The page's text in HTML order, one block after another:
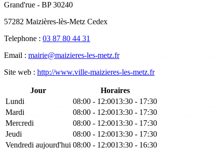
Grand'rue - BP 30240
57282 Maizières-lès-Metz Cedex
Telephone : 03 87 80 44 31
Email : mairie@maizieres-les-metz.fr
Site web : http://www.ville-maizieres-les-metz.fr
Jour
Horaires
Lundi
08:00 - 12:0013:30 - 17:30
Mardi
08:00 - 12:0013:30 - 17:30
Mercredi
08:00 - 12:0013:30 - 17:30
Jeudi
08:00 - 12:0013:30 - 17:30
Vendredi aujourd'hui 08:00 - 12:0013:30 - 16:30